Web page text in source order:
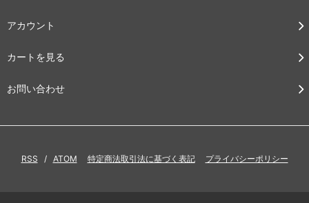
アカウント
カートを見る
お問い合わせ
RSS / ATOM 特定商法取引法に基づく表記 プライバシーポリシー